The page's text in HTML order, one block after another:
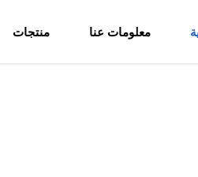
معلومات عنا منتجات